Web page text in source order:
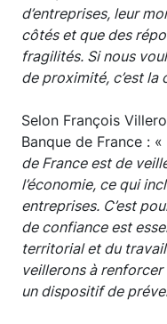
d’entreprises, leur
côtés et que des
fragilités. Si nous
de proximité, c’est la
Selon François
Banque de France : «
de France est de
l’économie, ce qui
entreprises. C’est
de confiance est
territorial et du
veillerons à
un dispositif de